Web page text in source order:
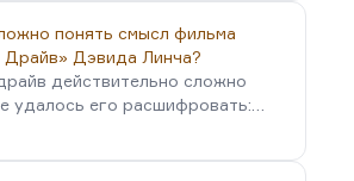
понять смысл фильма
Дэвида Линча?
действительно сложно
удалось его расшифровать:…